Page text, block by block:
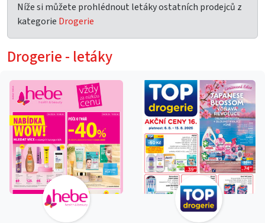
Níže si můžete prohlédnout letáky ostatních prodejců z
kategorie Drogerie
Drogerie - letáky